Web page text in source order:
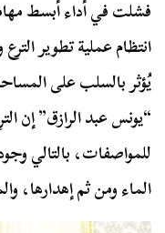
فشلت في أداء أبسط
انتظام عملية تطوير
يُؤثر بالسلب على
“يونس عبد الرازق” إن
للمواصفات، بالتالي
الماء ومن ثم إهدارها،